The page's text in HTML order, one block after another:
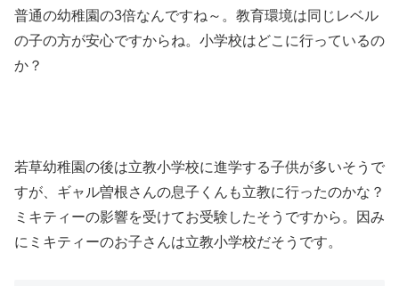
普通の幼稚園の3倍なんですね～。教育環境は同じレベル
の子の方が安心ですからね。小学校はどこに行っているの
か？
若草幼稚園の後は立教小学校に進学する子供が多いそうで
すが、ギャル曽根さんの息子くんも立教に行ったのかな？
ミキティーの影響を受けてお受験したそうですから。因み
にミキティーのお子さんは立教小学校だそうです。